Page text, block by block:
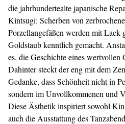
die jahrhundertealte japanische
Kintsugi: Scherben von
Porzellangefäßen werden mit Lack
Goldstaub kenntlich gemacht.
es, die Geschichte eines wertvollen
Dahinter steckt der eng mit dem
Gedanke, dass Schönheit nicht in
sondern im Unvoll­kommenen und
Diese Ästhetik inspiriert sowohl
auch die Ausstattung des